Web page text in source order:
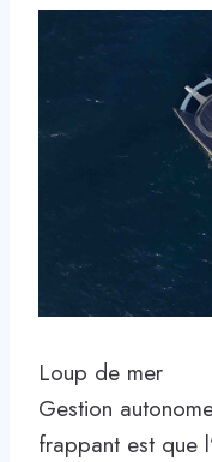
Loup de mer
Gestion
frappant est que